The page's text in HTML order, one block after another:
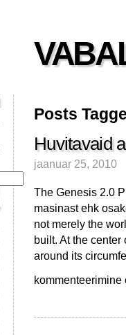
Posts
Huvitavaid
jaanuar 25, 2010
The Genesis 2.0
masinast ehk
not merely the
built. At the
around its
Huvitavaid